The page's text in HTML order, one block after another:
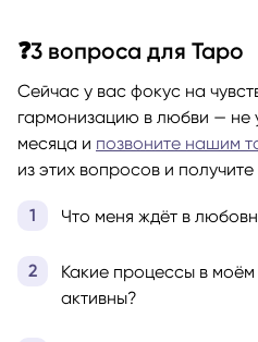
❓3 вопроса для Таро
Сейчас у вас фокус на
гармонизацию в любви — не
месяца и позвоните нашим
из этих вопросов и
Что меня ждёт в
Какие процессы в
активны?